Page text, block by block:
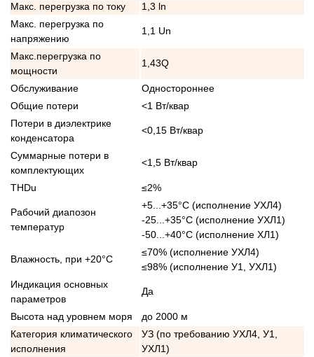
Макс. перегрузка по току
1,3 ln
Макс. перегрузка по
напряжению
1,1 Un
Макс.перегрузка по
мощности
1,43Q
Обслуживание
Одностороннее
Общие потери
<1 Вт/квар
Потери в диэлектрике
конденсатора
<0,15 Вт/квар
Суммарные потери в
комплектующих
<1,5 Вт/квар
THDu ≤2%
Рабочий диапозон
температур
+5...+35°С (исполнение УХЛ4)
-25...+35°С (исполнение УХЛ1)
-50...+40°С (исполнение ХЛ1)
Влажность, при +20°С
≤70% (исполнение УХЛ4)
≤98% (исполнение У1, УХЛ1)
Индикация основных
параметров
Да
Высота над уровнем моря
до 2000 м
Категория климатического
исполнения
УЗ (по требованию УХЛ4, У1,
УХЛ1)